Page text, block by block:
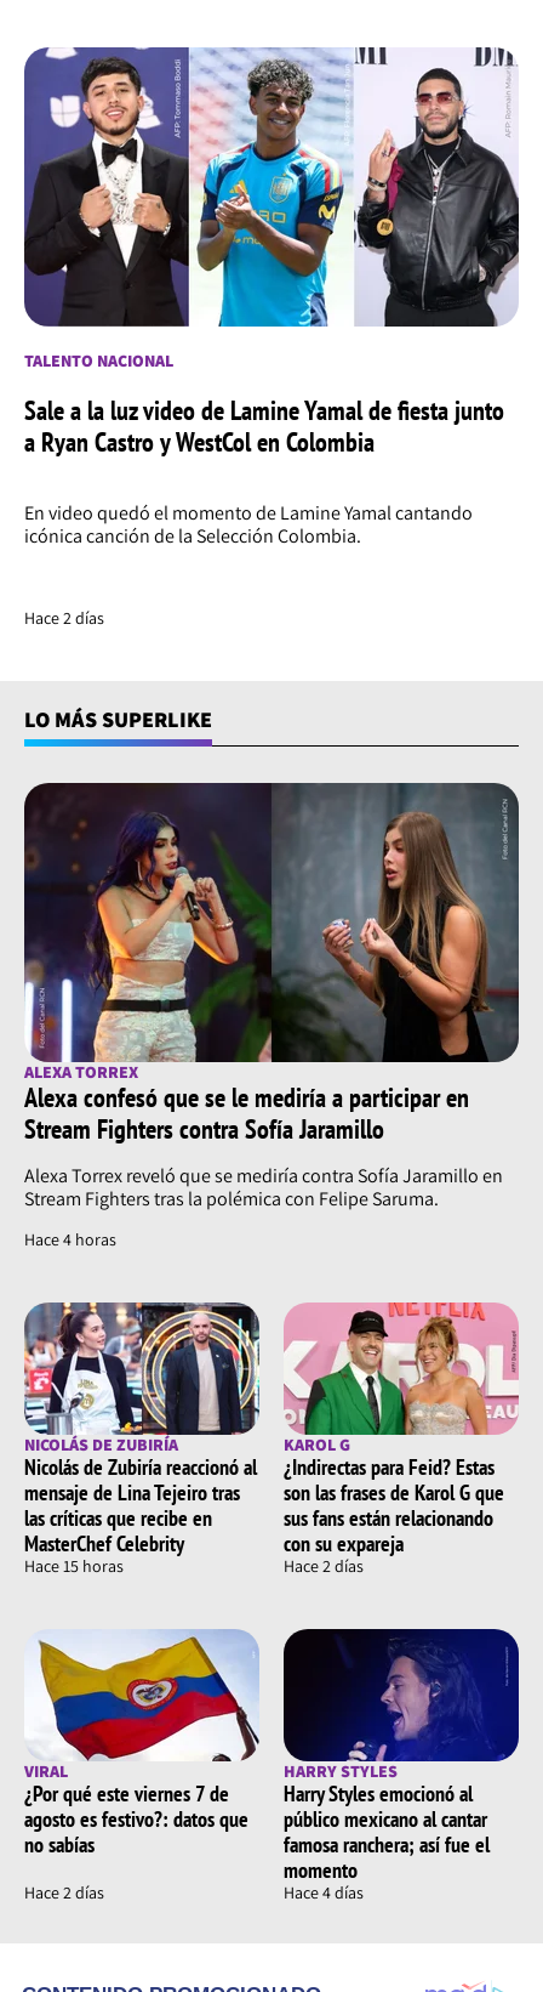
TALENTO NACIONAL
Sale a la luz video de Lamine Yamal de fiesta junto
a Ryan Castro y WestCol en Colombia
En video quedó el momento de Lamine Yamal cantando
icónica canción de la Selección Colombia.
Hace 2 días
LO MÁS SUPERLIKE
ALEXA TORREX
Alexa confesó que se le mediría a participar en
Stream Fighters contra Sofía Jaramillo
Alexa Torrex reveló que se mediría contra Sofía Jaramillo en
Stream Fighters tras la polémica con Felipe Saruma.
Hace 4 horas
NICOLÁS DE ZUBIRÍA
Nicolás de Zubiría reaccionó al
mensaje de Lina Tejeiro tras
las críticas que recibe en
MasterChef Celebrity
Hace 15 horas
KAROL G
¿Indirectas para Feid? Estas
son las frases de Karol G que
sus fans están relacionando
con su expareja
Hace 2 días
VIRAL
¿Por qué este viernes 7 de
agosto es festivo?: datos que
no sabías
Hace 2 días
HARRY STYLES
Harry Styles emocionó al
público mexicano al cantar
famosa ranchera; así fue el
momento
Hace 4 días